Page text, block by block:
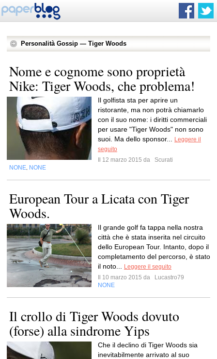
Personalità Gossip — Tiger Woods
Nome e cognome sono proprietà
Nike: Tiger Woods, che problema!
Il golfista sta per aprire un
ristorante, ma non potrà chiamarlo
con il suo nome: i diritti commerciali
per usare "Tiger Woods" non sono
suoi. Ma dello sponsor...
Leggere il
seguito
Il 12 marzo 2015 da
Scurati
NONE NONE
European Tour a Licata con Tiger
Woods.
Il grande golf fa tappa nella nostra
città che è stata inserita nel circuito
dello European Tour. Intanto, dopo il
completamento del percorso, è stato
il noto...
Leggere il seguito
Il 10 marzo 2015 da
Lucastro79
NONE
Il crollo di Tiger Woods dovuto
(forse) alla sindrome Yips
Che il declino di Tiger Woods sia
inevitabilmente arrivato al suo